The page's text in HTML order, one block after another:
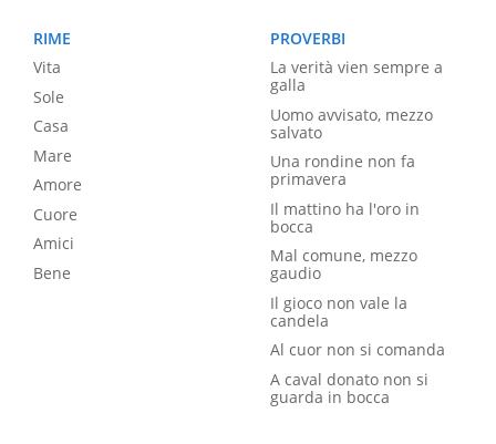
RIME
Vita
Sole
Casa
Mare
Amore
Cuore
Amici
Bene
PROVERBI
La verità vien sempre a
galla
Uomo avvisato, mezzo
salvato
Una rondine non fa
primavera
Il mattino ha l'oro in
bocca
Mal comune, mezzo
gaudio
Il gioco non vale la
candela
Al cuor non si comanda
A caval donato non si
guarda in bocca